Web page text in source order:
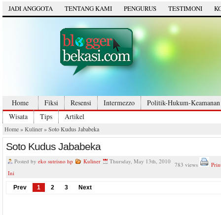
JADI ANGGOTA TENTANG KAMI PENGURUS TESTIMONI
Home Fiksi Resensi Intermezzo
Politik-Hukum-Keamanan
Wisata
Tips Artikel
Home»Kuliner» Soto Kudus Jababeka
Soto Kudus Jababeka
Posted by eko sutrisno hp Kuliner Thursday, May 13th, 2010 783 views
Ini
Prev 1 2 3 Next